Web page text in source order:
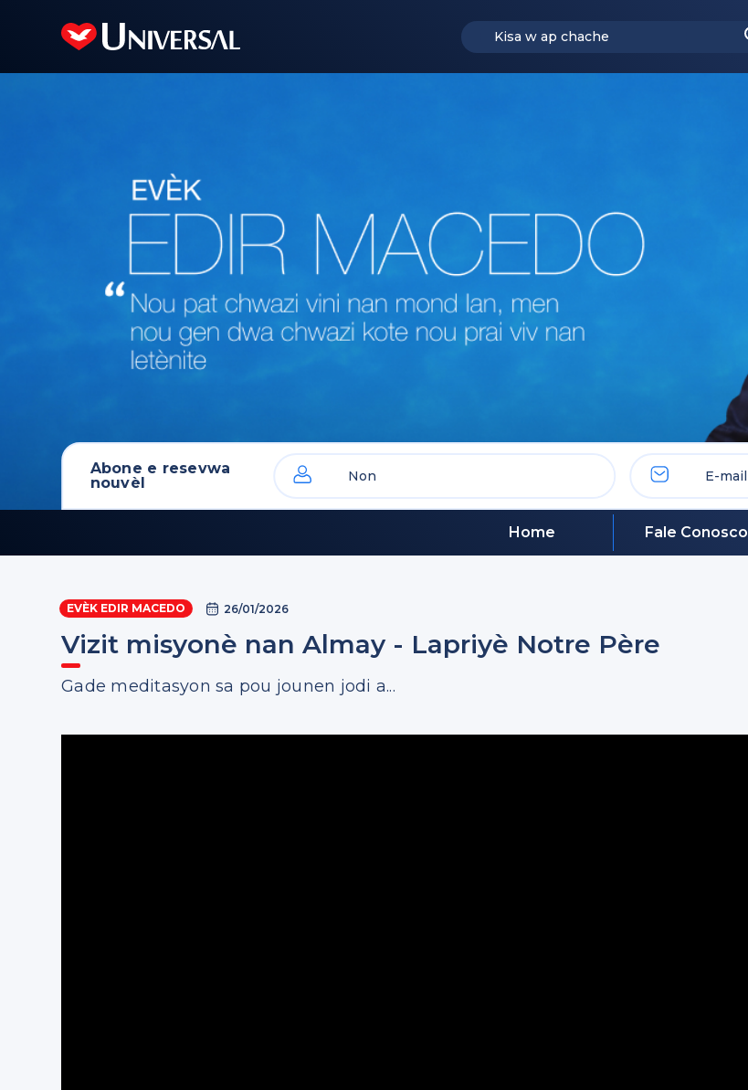
Abone e resevwa
nouvèl
Home Fale Conosco
EVÈK EDIR MACEDO 26/01/2026
Vizit misyonè nan Almay - Lapriyè Notre Père
Gade meditasyon sa pou jounen jodi a...